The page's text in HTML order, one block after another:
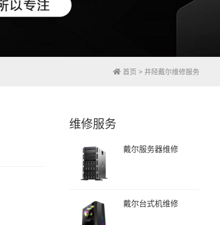
首页 > 井陉戴尔维修服务
维修服务
戴尔服务器维修
戴尔台式机维修